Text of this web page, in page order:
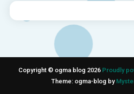
Copyright © ogma blog 2026 Proudly
Theme: ogma-blog by